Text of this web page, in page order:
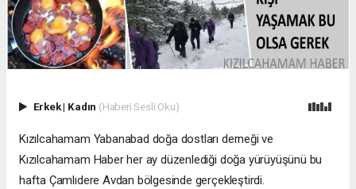
Erkek| Kadın (Haberi Sesli Oku)
Kızılcahamam Yabanabad doğa dostları derneği ve
Kızılcahamam Haber her ay düzenlediği doğa yürüyüşünü bu
hafta Çamlıdere Avdan bölgesinde gerçekleştirdi.